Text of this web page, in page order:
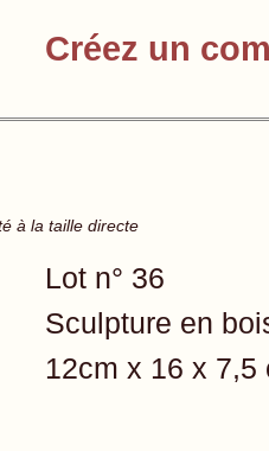
Créez un
à la taille directe
Lot n° 36
Sculpture en
12cm x 16 x 7,5